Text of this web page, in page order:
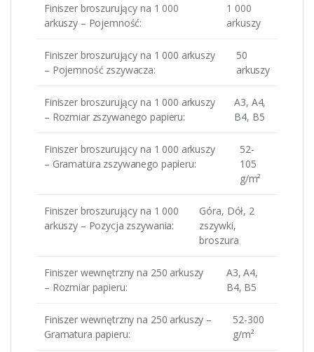
Finiszer broszurujący na 1 000
arkuszy – Pojemność:
1 000
arkuszy
Finiszer broszurujący na 1 000 arkuszy
– Pojemność zszywacza:
50
arkuszy
Finiszer broszurujący na 1 000 arkuszy
– Rozmiar zszywanego papieru:
A3, A4,
B4, B5
Finiszer broszurujący na 1 000 arkuszy
– Gramatura zszywanego papieru:
52-
105
g/m²
Finiszer broszurujący na 1 000
arkuszy – Pozycja zszywania:
Góra, Dół, 2
zszywki,
broszura
Finiszer wewnętrzny na 250 arkuszy
– Rozmiar papieru:
A3, A4,
B4, B5
Finiszer wewnętrzny na 250 arkuszy –
Gramatura papieru:
52-300
g/m²